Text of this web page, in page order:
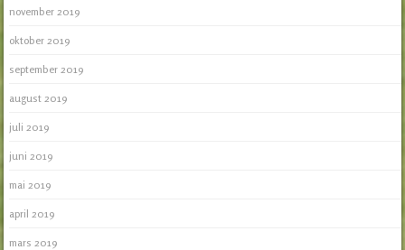
november 2019
oktober 2019
september 2019
august 2019
juli 2019
juni 2019
mai 2019
april 2019
mars 2019